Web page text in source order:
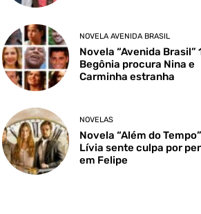
NOVELA AVENIDA BRASIL
Novela “Avenida Brasil”
Begônia procura Nina e
Carminha estranha
NOVELAS
Novela “Além do
Lívia sente culpa por
em Felipe